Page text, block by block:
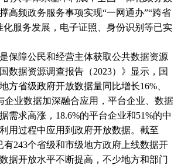
高频政务服务事项实现“一网通办”“跨省
化服务发展，电子证照、身份识别等已实
障公民和经营主体获取公共数据资源
数据资源调查报告（2023）》显示，国
方省级政府开放数据量同比增长16%、
企业数据加深融合应用，平台企业、数据
需求高涨，18.6%的平台企业和51%的中
用过程中应用到政府开放数据。截至
有243个省级和市级地方政府上线数据开
据开放水平不断提高，不少地方和部门